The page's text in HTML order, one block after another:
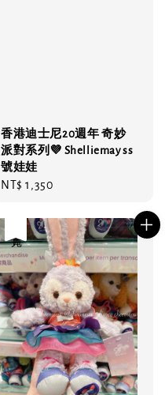
香港迪士尼20週年 奇妙
派對系列💜 Shelliemay ss
號娃娃
Regular
NT$ 1,350